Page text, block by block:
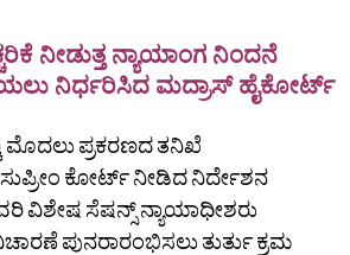
ನೀಡುತ್ತ ನ್ಯಾಯಾಂಗ ನಿಂದನೆ
ನಿರ್ಧರಿಸಿದ ಮದ್ರಾಸ್ ಹೈಕೋರ್ಟ್
ಮೊದಲು ಪ್ರಕರಣದ ತನಿಖೆ
ಕೋರ್ಟ್‌ ನೀಡಿದ ನಿರ್ದೇಶನ
ವಿಶೇಷ ಸೆಷನ್ಸ್ ನ್ಯಾಯಾಧೀಶರು
ಪುನರಾರಂಭಿಸಲು ತುರ್ತು ಕ್ರಮ